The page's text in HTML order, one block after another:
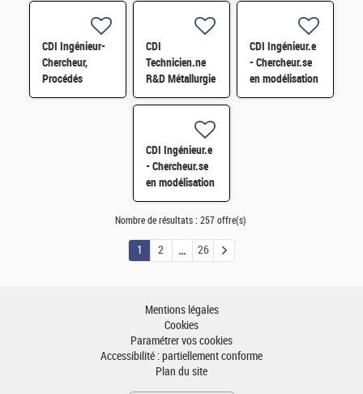
atomique
tomographique
H/F
CDI Ingénieur-
Chercheur,
Procédés
métallurgiques
CDI
Technicien.ne
R&D Métallurgie
&
CDI Ingénieur.e
- Chercheur.se
en modélisation
mécanique H/F
CDI Ingénieur.e
- Chercheur.se
en modélisation
mécanique H/F
Nombre de résultats : 257 offre(s)
1 2 26
Mentions légales
Cookies
Paramétrer vos cookies
Accessibilité : partiellement conforme
Plan du site